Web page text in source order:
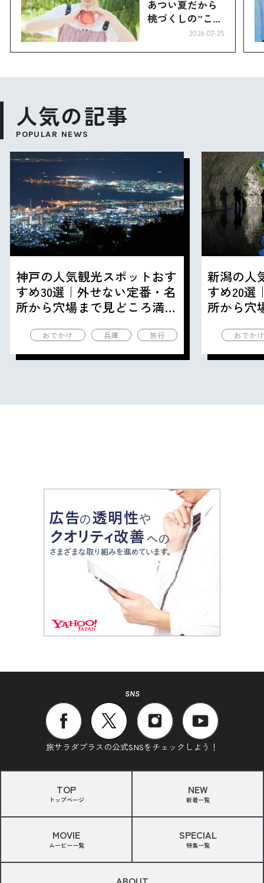
あつい夏だから
桃づくしの”こお
2026-07-25
人気の記事
POPULAR NEWS
神戸の人気観光スポットおす
すめ30選｜外せない定番・名
所から穴場まで見どころ満載
おでかけ 兵庫 旅行
新潟の人
すめ20選
所から穴
おでか
SNS
旅サラダプラスの公式SNSをチェックしよう！
TOP
トップページ
NEW
新着一覧
MOVIE
ムービー一覧
SPECIAL
特集一覧